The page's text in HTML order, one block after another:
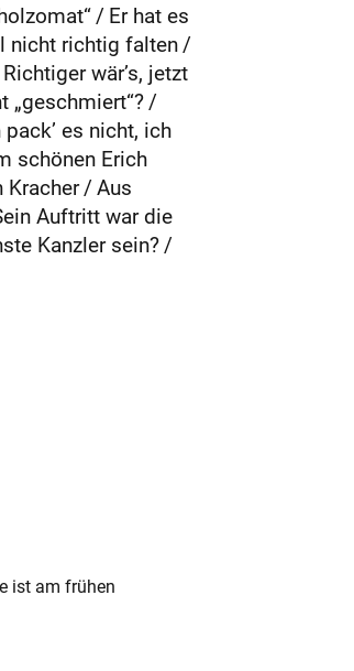
/ Er hat es
nicht richtig falten /
wär’s, jetzt
„geschmiert“? /
es nicht, ich
schönen Erich
/ Aus
Auftritt war die
Kanzler sein? /
ist am frühen